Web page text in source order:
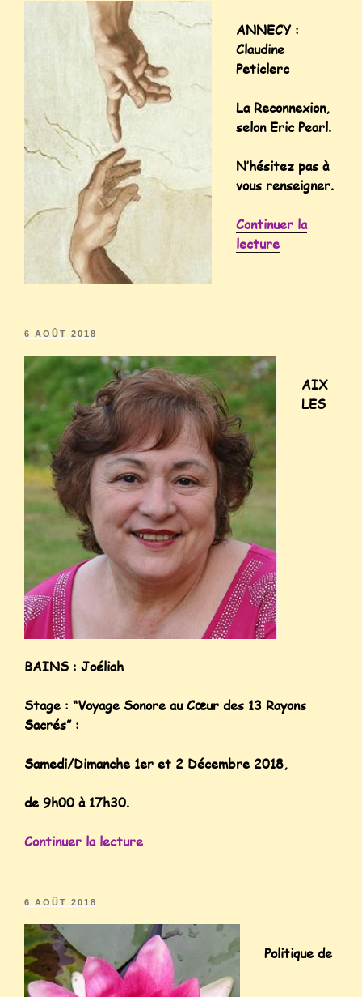
ANNECY :
Claudine
Peticlerc
La Reconnexion,
selon Eric Pearl.
N’hésitez pas à
vous renseigner.
Continuer la
lecture
6 AOÛT 2018
AIX
LES
BAINS : Joéliah
Stage : “Voyage Sonore au Cœur des 13 Rayons
Sacrés” :
Samedi/Dimanche 1er et 2 Décembre 2018,
de 9h00 à 17h30.
Continuer la lecture
6 AOÛT 2018
Politique de